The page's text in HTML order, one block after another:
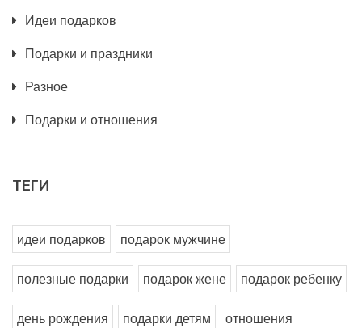
Идеи подарков
Подарки и праздники
Разное
Подарки и отношения
ТЕГИ
идеи подарков подарок мужчине
полезные подарки подарок жене подарок ребенку
день рождения подарки детям отношения